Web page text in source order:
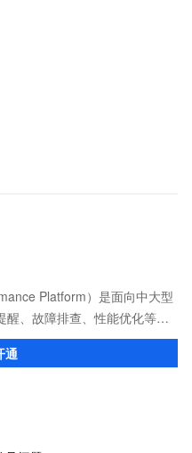
Platform）是面向中大型
醒、故障排查、性能优化等服
具链和服务，协助客户主动、
通